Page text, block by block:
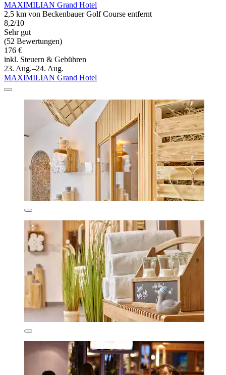
MAXIMILIAN Grand Hotel
2,5 km von Beckenbauer Golf Course entfernt
8,2/10
Sehr gut
(52 Bewertungen)
176 €
inkl. Steuern & Gebühren
23. Aug.–24. Aug.
MAXIMILIAN Grand Hotel